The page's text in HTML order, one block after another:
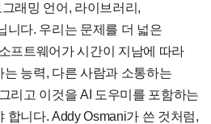
래밍 언어, 라이브러리,
니다. 우리는 문제를 더 넓은
프트웨어가 시간이 지남에 따라
능력, 다른 사람과 소통하는
리고 이것을 AI 도우미를 포함하는
합니다. Addy Osmani가 쓴 것처럼,